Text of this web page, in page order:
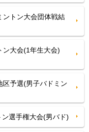
トン大会団体戦結
大会(1年生大会)
予選(男子バドミン
選手権大会(男バド)